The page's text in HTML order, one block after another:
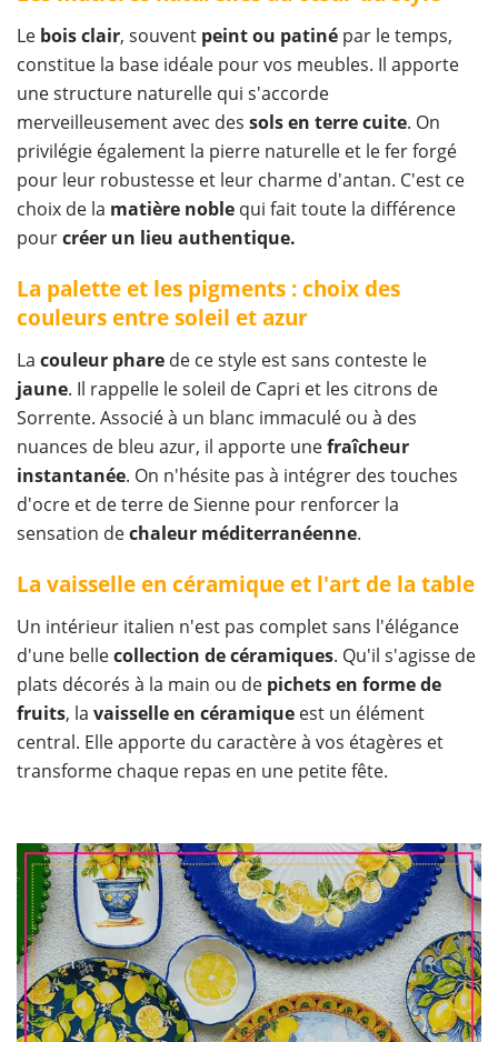
Le boisclair, souvent peint ou patiné par le temps,
constitue la base idéale pour vos meubles. Il apporte
une structure naturelle qui s'accorde
merveilleusement avec des sols en terre cuite. On
privilégie également la pierre naturelle et le fer forgé
pour leur robustesse et leur charme d'antan. C'est ce
choix de la matière noble qui fait toute la différence
pourcréer un lieu authentique.
La palette et les pigments : choix des
couleurs entre soleil et azur
La couleur phare de ce style est sans conteste le
jaune. Il rappelle le soleil de Capri et les citrons de
Sorrente. Associé à un blanc immaculé ou à des
nuances de bleu azur, il apporte unefraîcheur
instantanée. On n'hésite pas à intégrer des touches
d'ocre et de terre de Sienne pour renforcer la
sensation dechaleur méditerranéenne.
La vaisselle en céramique et l'art de la table
Un intérieur italien n'est pas complet sans l'élégance
d'une bellecollection de céramiques. Qu'il s'agisse de
plats décorés à la main ou de pichets en forme de
fruits, la vaisselle en céramique est un élément
central. Elle apporte du caractère à vos étagères et
transforme chaque repas en une petite fête.